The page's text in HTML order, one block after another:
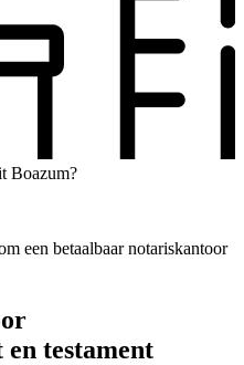
Boazum?
een betaalbaar notariskantoor
testament